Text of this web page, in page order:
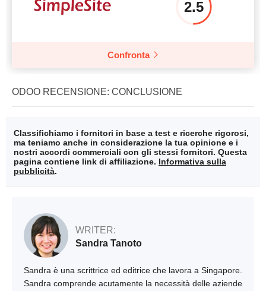
2.5
Confronta
ODOO RECENSIONE: CONCLUSIONE
Classifichiamo i fornitori in base a test e ricerche rigorosi,
ma teniamo anche in considerazione la tua opinione e i
nostri accordi commerciali con gli stessi fornitori. Questa
pagina contiene link di affiliazione. Informativa sulla
pubblicità.
WRITER:
Sandra Tanoto
Sandra è una scrittrice ed editrice che lavora a Singapore.
Sandra comprende acutamente la necessità delle aziende